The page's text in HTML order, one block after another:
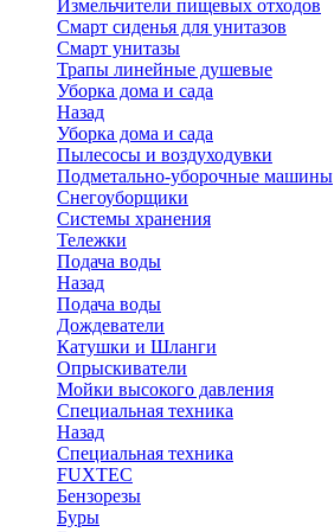
Измельчители пищевых отходов
Смарт сиденья для унитазов
Смарт унитазы
Трапы линейные душевые
Уборка дома и сада
Назад
Уборка дома и сада
Пылесосы и воздуходувки
Подметально-уборочные машины
Снегоуборщики
Системы хранения
Тележки
Подача воды
Назад
Подача воды
Дождеватели
Катушки и Шланги
Опрыскиватели
Мойки высокого давления
Специальная техника
Назад
Специальная техника
FUXTEC
Бензорезы
Буры